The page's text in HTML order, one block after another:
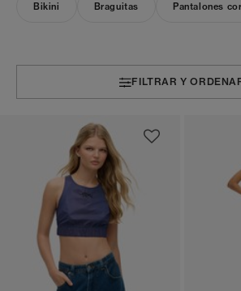
Bikini Braguitas Pantalones
FILTRAR Y